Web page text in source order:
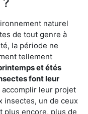
naturel
de tout genre à
la période ne
tellement
et étés
font leur
accomplir leur projet
insectes, un de ceux
plus encore, plus de